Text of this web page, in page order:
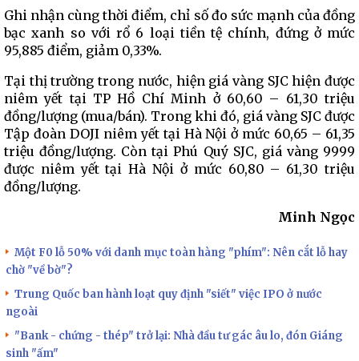
Ghi nhận cùng thời điểm, chỉ số đo sức mạnh của đồng
bạc xanh so với rổ 6 loại tiền tệ chính, đứng ở mức
95,885 điểm, giảm 0,33%.
Tại thị trường trong nước, hiện giá vàng SJC hiện được
niêm yết tại TP Hồ Chí Minh ở 60,60 – 61,30 triệu
đồng/lượng (mua/bán). Trong khi đó, giá vàng SJC được
Tập đoàn DOJI niêm yết tại Hà Nội ở mức 60,65 – 61,35
triệu đồng/lượng. Còn tại Phú Quý SJC, giá vàng 9999
được niêm yết tại Hà Nội ở mức 60,80 – 61,30 triệu
đồng/lượng.
Minh Ngọc
Một F0 lỗ 50% với danh mục toàn hàng "phím": Nên cắt lỗ hay
chờ "về bờ"?
Trung Quốc ban hành loạt quy định "siết" việc IPO ở nước
ngoài
"Bank - chứng - thép" trở lại: Nhà đầu tư gác âu lo, đón Giáng
sinh "ấm"